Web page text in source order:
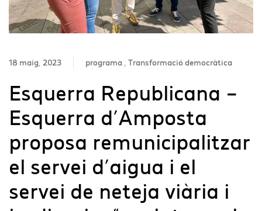
18 maig, 2023 programa Transformació democràtica
Esquerra Republicana –
Esquerra d’Amposta
proposa remunicipalitzar
el servei d’aigua i el
servei de neteja viària i